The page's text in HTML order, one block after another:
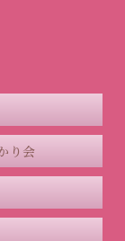
り会